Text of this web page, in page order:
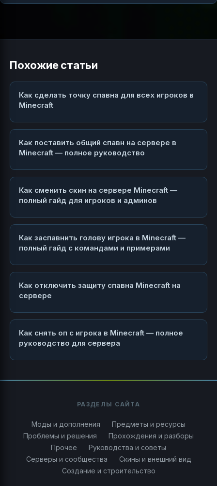
Похожие статьи
Как сделать точку спавна для всех игроков в
Minecraft
Как поставить общий спавн на сервере в
Minecraft — полное руководство
Как сменить скин на сервере Minecraft —
полный гайд для игроков и админов
Как заспавнить голову игрока в Minecraft —
полный гайд с командами и примерами
Как отключить защиту спавна Minecraft на
сервере
Как снять оп с игрока в Minecraft — полное
руководство для сервера
РАЗДЕЛЫ САЙТА
Моды и дополнения
Предметы и ресурсы
Проблемы и решения
Прохождения и разборы
Прочее
Руководства и советы
Серверы и сообщества
Скины и внешний вид
Создание и строительство